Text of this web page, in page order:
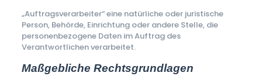
„Auftragsverarbeiter“ eine natürliche oder juristische
Person, Behörde, Einrichtung oder andere Stelle, die
personenbezogene Daten im Auftrag des
Verantwortlichen verarbeitet.
Maßgebliche Rechtsgrundlagen